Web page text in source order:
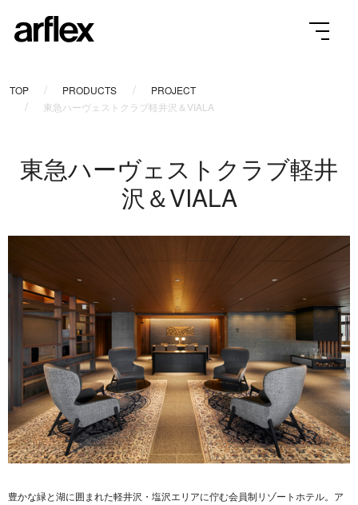
TOP PRODUCTS
PROJECT
東急ハーヴェストクラブ軽井沢＆VIALA
東急ハーヴェストクラブ軽井
沢＆VIALA
豊かな緑と湖に囲まれた軽井沢・塩沢エリアに佇む会員制リゾートホテル。ア